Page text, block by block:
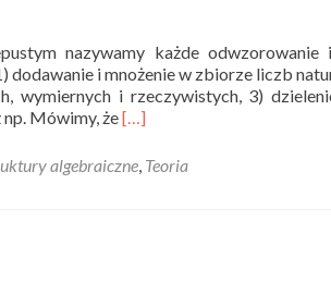
nazywamy każde
dodawanie i mnożenie w zbiorze liczb
wymiernych i rzeczywistych, 3)
np. Mówimy, żeRead
about
Grupy
[…]
algebraiczne, Teoria